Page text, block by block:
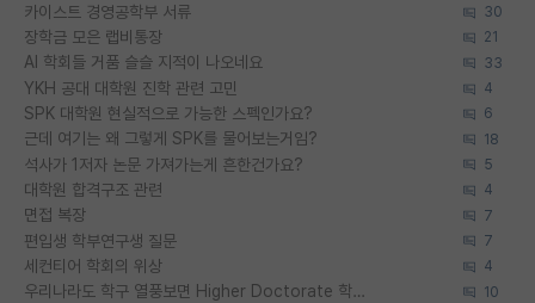
카이스트 경영공학부 서류 30
장학금 모은 랩비통장 21
AI 학회들 거품 슬슬 지적이 나오네요 33
YKH 공대 대학원 진학 관련 고민 4
SPK 대학원 현실적으로 가능한 스펙인가요? 6
근데 여기는 왜 그렇게 SPK를 물어보는거임? 18
석사가 1저자 논문 가져가는게 흔한건가요? 5
대학원 합격구조 관련 4
면접 복장 7
편입생 학부연구생 질문 7
세컨티어 학회의 위상 4
우리나라도 학구 열풍보면 Higher Doctorate 학위가 필요하다고 봅니다. 10